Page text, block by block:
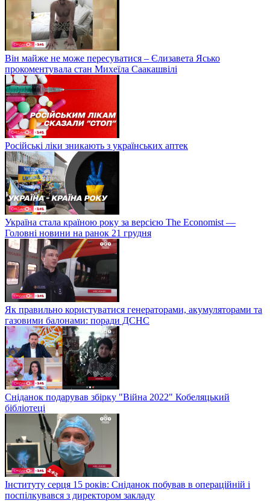
Він майже не може пересуватися – Єлизавета Ясько
прокоментувала стан Михеїла Саакашвілі
Російські ліки зникають з українських аптек
Україна стала країною року за версією The Economist —
Головні новини на ранок 21 грудня
Як правильно користуватися генераторами, акумуляторами та
газовими балонами: поради ДСНС
Сніданок подарував збірку "Війна 2022" Кобеляцький
бібліотеці
Інституту серця 15 років: Сніданок побував в операційній і
поспілкувався з директором закладу